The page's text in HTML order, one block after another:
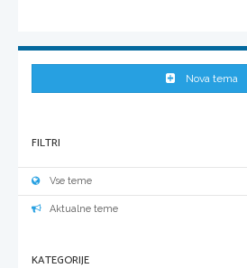
Nova tema
FILTRI
Vse teme
Aktualne teme
KATEGORIJE